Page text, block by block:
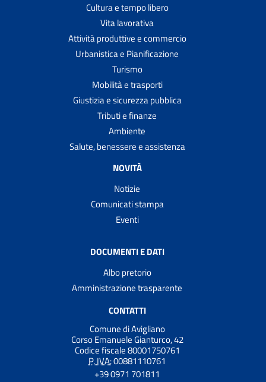
Cultura e tempo libero
Vita lavorativa
Attività produttive e commercio
Urbanistica e Pianificazione
Turismo
Mobilità e trasporti
Giustizia e sicurezza pubblica
Tributi e finanze
Ambiente
Salute, benessere e assistenza
NOVITÀ
Notizie
Comunicati stampa
Eventi
DOCUMENTI E DATI
Albo pretorio
Amministrazione trasparente
CONTATTI
Comune di Avigliano
Corso Emanuele Gianturco, 42
Codice fiscale 80001750761
P. IVA:00881110761
+39 0971 701811